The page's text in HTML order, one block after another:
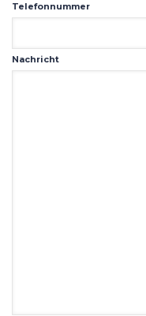
Telefonnummer
Nachricht